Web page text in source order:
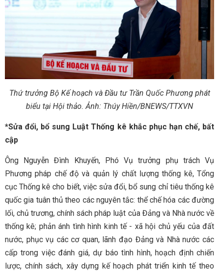
Thứ trưởng Bộ Kế hoạch và Đầu tư Trần Quốc Phương phát
biểu tại Hội thảo. Ảnh: Thúy Hiền/BNEWS/TTXVN
*Sửa đổi, bổ sung Luật Thống kê khắc phục hạn chế, bất
cập
Ông Nguyễn Đình Khuyến, Phó Vụ trưởng phụ trách Vụ
Phương pháp chế độ và quản lý chất lượng thống kê, Tổng
cục Thống kê cho biết, việc sửa đổi, bổ sung chỉ tiêu thống kê
quốc gia tuân thủ theo các nguyên tắc: thể chế hóa các đường
lối, chủ trương, chính sách pháp luật của Đảng và Nhà nước về
thống kê; phản ánh tình hình kinh tế - xã hội chủ yếu của đất
nước, phục vụ các cơ quan, lãnh đạo Đảng và Nhà nước các
cấp trong việc đánh giá, dự báo tình hình, hoạch định chiến
lược, chính sách, xây dựng kế hoạch phát triển kinh tế theo